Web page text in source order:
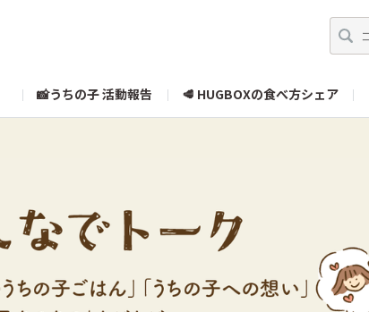
📸うちの子 活動報告 🥩 HUGBOXの食べ方シェア